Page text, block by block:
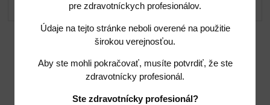
pre zdravotníckych profesionálov.
Údaje na tejto stránke neboli overené na použitie
širokou verejnosťou.
Aby ste mohli pokračovať, musíte potvrdiť, že ste
zdravotnícky profesionál.
Ste zdravotnícky profesionál?
Potrebujete poradiť?